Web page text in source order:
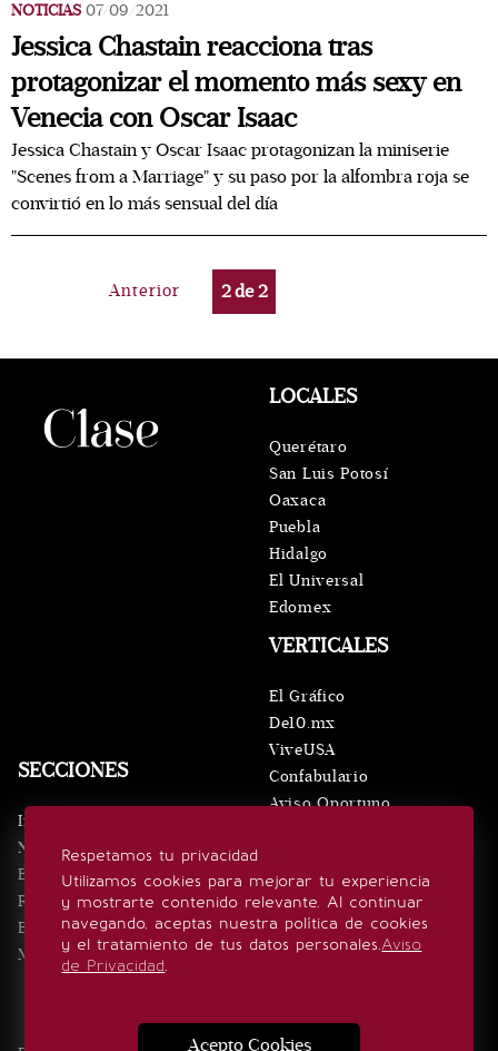
NOTICIAS 07/09/2021
Jessica Chastain reacciona tras
protagonizar el momento más sexy en
Venecia con Oscar Isaac
Jessica Chastain y Oscar Isaac protagonizan la miniserie
"Scenes from a Marriage" y su paso por la alfombra roja se
convirtió en lo más sensual del día
Anterior 2de2
Respetamos tu privacidad
Utilizamos cookies para mejorar tu experiencia
y mostrarte contenido relevante. Al continuar
navegando, aceptas nuestra política de cookies
y el tratamiento de tus datos personales.Aviso
de Privacidad.
Acepto Cookies
SECCIONES
Inicio
Noticias
Eventos
Realeza
Estilo de vida
Minuto x Minuto
VERTICALES
El Gráfico
De10.mx
ViveUSA
Confabulario
Aviso Oportuno
LOCALES
Querétaro
San Luis Potosí
Oaxaca
Puebla
Hidalgo
El Universal
Edomex
SÍGUENOS